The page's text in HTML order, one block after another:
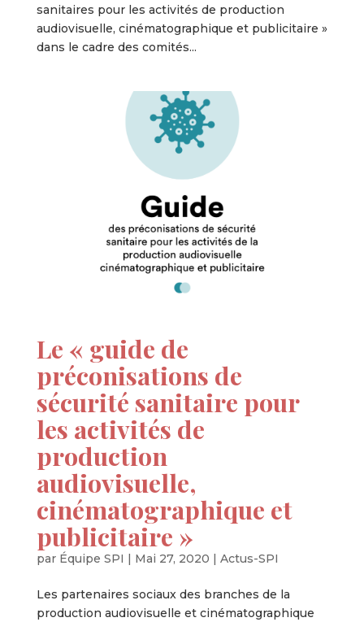
sanitaires pour les activités de production
audiovisuelle, cinématographique et publicitaire »
dans le cadre des comités...
Le « guide de
préconisations de
sécurité sanitaire pour
les activités de
production
audiovisuelle,
cinématographique et
publicitaire »
par Équipe SPI Mai 27, 2020 Actus-SPI
Les partenaires sociaux des branches de la
production audiovisuelle et cinématographique